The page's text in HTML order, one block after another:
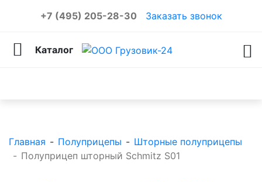
+7 (495) 205-28-30 Заказать звонок
Каталог
Главная - Полуприцепы - Шторные полуприцепы
- Полуприцеп шторный Schmitz S01